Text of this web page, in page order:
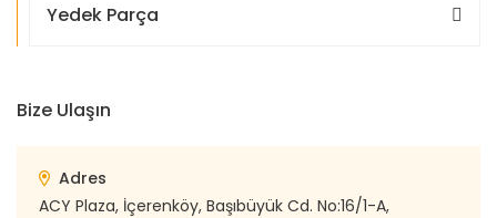
Yedek Parça
Bize Ulaşın
Adres
ACY Plaza, İçerenköy, Başıbüyük Cd. No:16/1-A,